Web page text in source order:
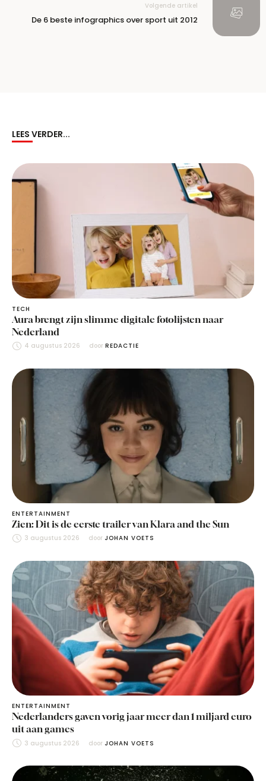
Volgende artikel
De 6 beste infographics over sport uit 2012
LEES VERDER...
TECH
Aura brengt zijn slimme digitale fotolijsten naar
Nederland
4 augustus 2026 door REDACTIE
ENTERTAINMENT
Zien: Dit is de eerste trailer van Klara and the Sun
3 augustus 2026 door JOHAN VOETS
ENTERTAINMENT
Nederlanders gaven vorig jaar meer dan 1 miljard euro
uit aan games
3 augustus 2026 door JOHAN VOETS